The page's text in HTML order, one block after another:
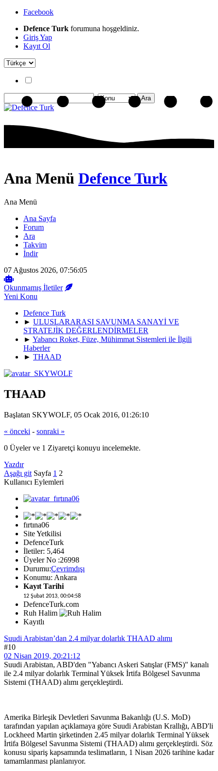
Facebook
Defence Turk forumuna hoşgeldiniz.
Giriş Yap
Kayıt Ol
Ana Menü Defence Turk
Ana Menü
Ana Sayfa
Forum
Ara
Takvim
İndir
07 Ağustos 2026, 07:56:05
Okunmamış İletiler
Yeni Konu
Defence Turk
► ULUSLARARASI SAVUNMA SANAYİ VE
STRATEJİK DEĞERLENDİRMELER
► Yabancı Roket, Füze, Mühimmat Sistemleri ile İlgili
Haberler
► THAAD
THAAD
Başlatan SKYWOLF, 05 Ocak 2016, 01:26:10
« önceki - sonraki »
0 Üyeler ve 1 Ziyaretçi konuyu incelemekte.
Yazdır
Aşağı git Sayfa 1 2
Kullanıcı Eylemleri
fırtına06
Site Yetkilisi
DefenceTurk
İletiler: 5,464
Üyeler No :26998
Durumu:Çevrimdışı
Konumu: Ankara
Kayıt Tarihi
12 Şubat 2013, 00:04:58
DefenceTurk.com
Ruh Halim
Kayıtlı
Suudi Arabistan’dan 2.4 milyar dolarlık THAAD alımı
#10
02 Nisan 2019, 20:21:12
Suudi Arabistan, ABD'den "Yabancı Askeri Satışlar (FMS)" kanalı
ile 2.4 milyar dolarlık Terminal Yüksek İrtifa Bölgesel Savunma
Sistemi (THAAD) alımı gerçekleştirdi.
Amerika Birleşik Devletleri Savunma Bakanlığı (U.S. MoD)
tarafından yapılan açıklamaya göre Suudi Arabistan Krallığı, ABD'li
Lockheed Martin şirketinden 2.45 milyar dolarlık Terminal Yüksek
İrtifa Bölgesel Savunma Sistemi (THAAD) alımı gerçekleştirdi. Söz
konusu sipariş kapsamında teslimatların, 1 Nisan 2026 tarihine kadar
tamamlanması planlanıyor.